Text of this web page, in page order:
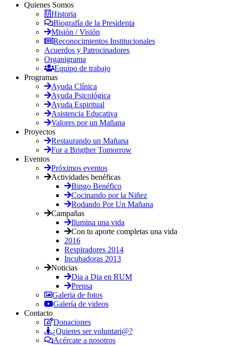
Quienes Somos
Historia
Biografía de la Presidenta
Misión / Visión
Reconocimientos Institucionales
Acuerdos y Patrocinadores
Organigrama
Equipo de trabajo
Programas
Ayuda Clínica
Ayuda Psicológica
Ayuda Espiritual
Asistencia Educativa
Valores por un Mañana
Proyectos
Restaurando un Mañana
For a Brigther Tomorrow
Eventos
Próximos eventos
Actividades benéficas
Bingo Benéfico
Cocinando por la Niñez
Rodando Por Un Mañana
Campañas
Ilumina una vida
Con tu aporte completas una vida
2016
Respiradores 2014
Incubadoras 2013
Noticias
Dia a Dia en RUM
Prensa
Galeria de fotos
Galería de videos
Contacto
Donaciones
¿Quieres ser voluntari@?
Acércate a nosotros